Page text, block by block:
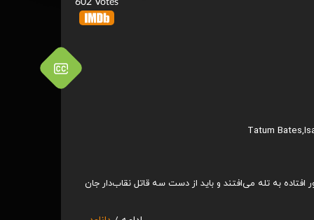
Tatum Bates,
به تله می‌افتند و باید از دست سه قاتل نقاب‌دار جان